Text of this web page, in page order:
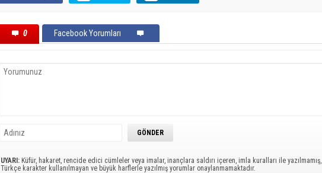
0 Facebook Yorumları
UYARI: Küfür, hakaret, rencide edici cümleler veya imalar, inançlara saldırı içeren, imla kuralları ile yazılmamış,
Türkçe karakter kullanılmayan ve büyük harflerle yazılmış yorumlar onaylanmamaktadır.